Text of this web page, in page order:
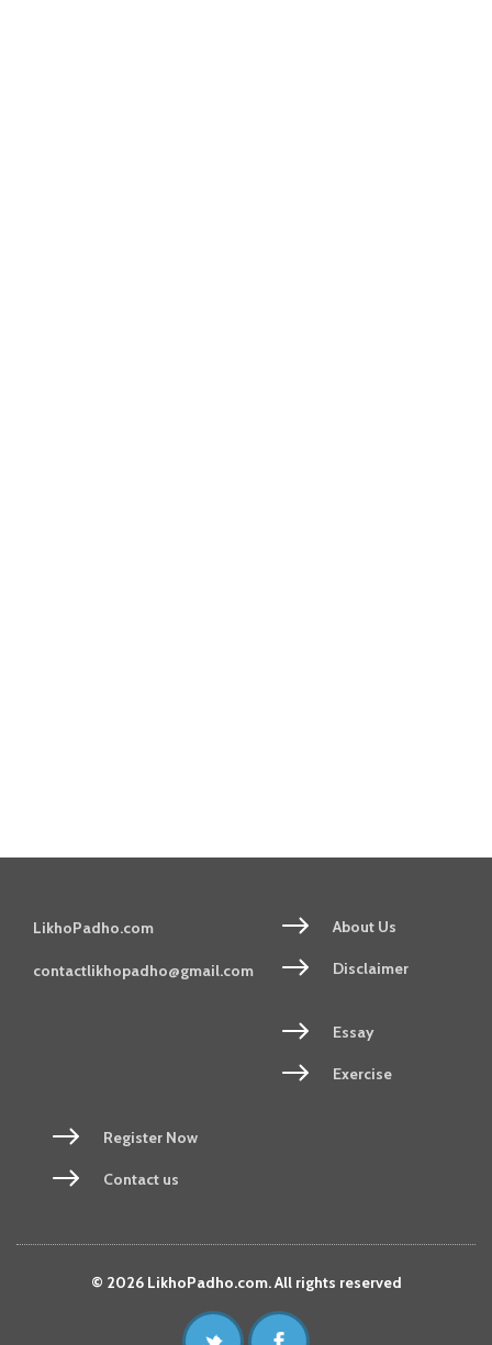
LikhoPadho.com
contactlikhopadho@gmail.com
About Us
Disclaimer
Essay
Exercise
Register Now
Contact us
© 2026 LikhoPadho.com. All rights reserved